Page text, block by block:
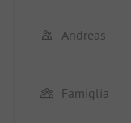
Andreas
Famiglia